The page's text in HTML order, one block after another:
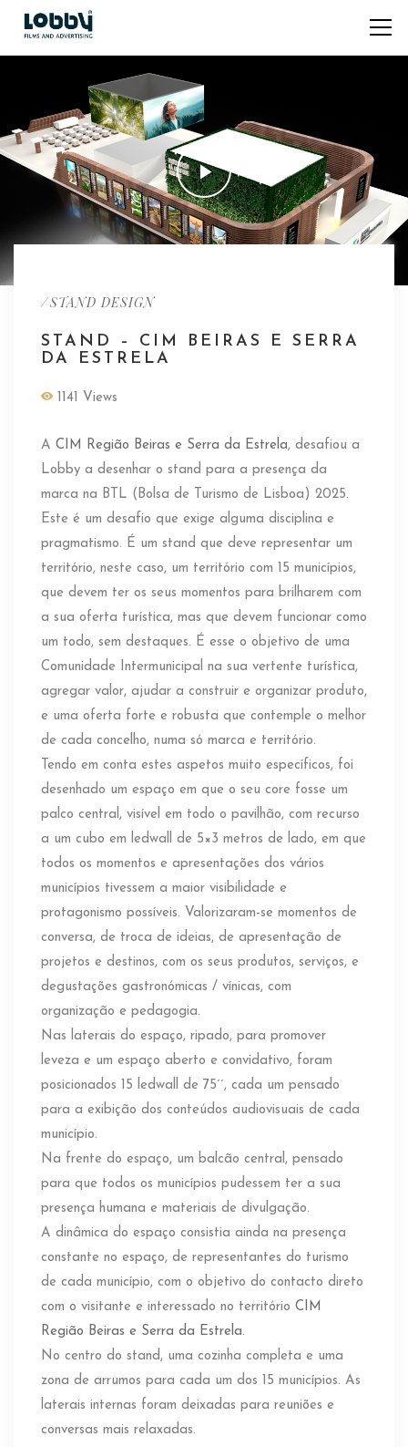
/STAND DESIGN
STAND – CIM BEIRAS E SERRA
DA ESTRELA
1141 Views
A CIM Região Beiras e Serra da Estrela, desafiou a
Lobby a desenhar o stand para a presença da
marca na BTL (Bolsa de Turismo de Lisboa) 2025.
Este é um desafio que exige alguma disciplina e
pragmatismo. É um stand que deve representar um
território, neste caso, um território com 15 municípios,
que devem ter os seus momentos para brilharem com
a sua oferta turística, mas que devem funcionar como
um todo, sem destaques. É esse o objetivo de uma
Comunidade Intermunicipal na sua vertente turística,
agregar valor, ajudar a construir e organizar produto,
e uma oferta forte e robusta que contemple o melhor
de cada concelho, numa só marca e território.
Tendo em conta estes aspetos muito específicos, foi
desenhado um espaço em que o seu core fosse um
palco central, visível em todo o pavilhão, com recurso
a um cubo em ledwall de 5×3 metros de lado, em que
todos os momentos e apresentações dos vários
municípios tivessem a maior visibilidade e
protagonismo possíveis. Valorizaram-se momentos de
conversa, de troca de ideias, de apresentação de
projetos e destinos, com os seus produtos, serviços, e
degustações gastronómicas / vínicas, com
organização e pedagogia.
Nas laterais do espaço, ripado, para promover
leveza e um espaço aberto e convidativo, foram
posicionados 15 ledwall de 75´´, cada um pensado
para a exibição dos conteúdos audiovisuais de cada
município.
Na frente do espaço, um balcão central, pensado
para que todos os municípios pudessem ter a sua
presença humana e materiais de divulgação.
A dinâmica do espaço consistia ainda na presença
constante no espaço, de representantes do turismo
de cada município, com o objetivo do contacto direto
com o visitante e interessado no território CIM
Região Beiras e Serra da Estrela.
No centro do stand, uma cozinha completa e uma
zona de arrumos para cada um dos 15 municípios. As
laterais internas foram deixadas para reuniões e
conversas mais relaxadas.